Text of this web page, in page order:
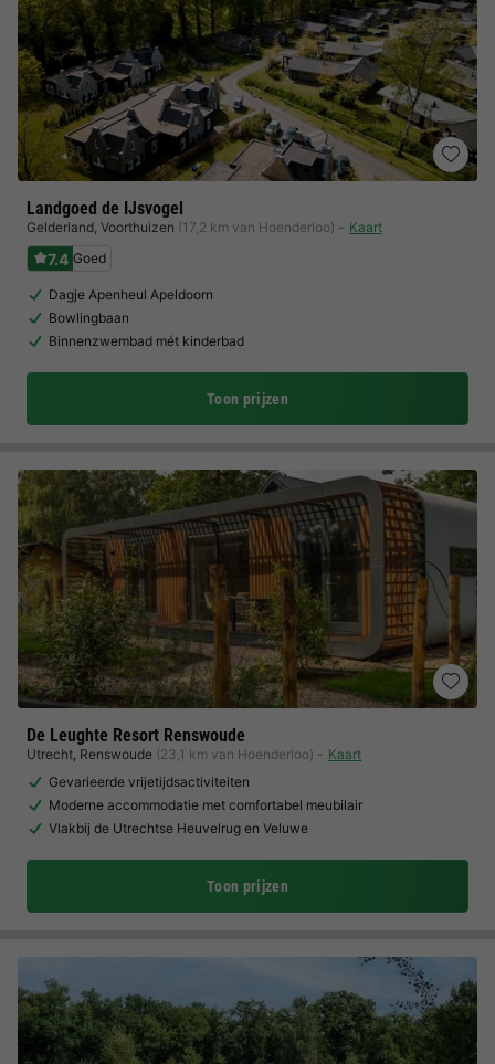
Landgoed de IJsvogel
Gelderland, Voorthuizen (17,2 km van Hoenderloo) Kaart
7.4 Goed
Dagje Apenheul Apeldoorn
Bowlingbaan
Binnenzwembad mét kinderbad
Toon prijzen
De Leughte Resort Renswoude
Utrecht, Renswoude (23,1 km van Hoenderloo)
Kaart
Gevarieerde vrijetijdsactiviteiten
Moderne accommodatie met comfortabel meubilair
Vlakbij de Utrechtse Heuvelrug en Veluwe
Toon prijzen